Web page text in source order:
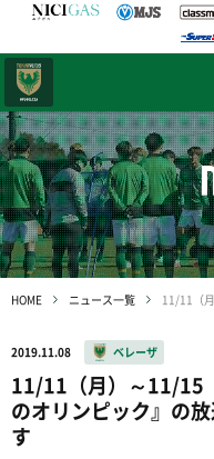
HOME ニュース一覧
2019.11.08 ベレーザ
11/11（月）～11/15
のオリンピック』の
す